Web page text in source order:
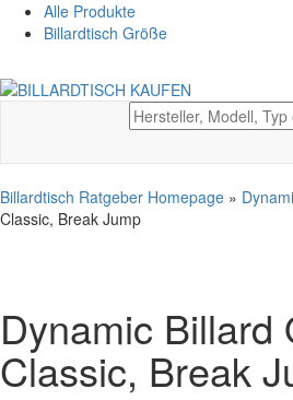
Alle Produkte
Billardtisch Größe
Billardtisch Ratgeber Homepage »
Classic, Break Jump
Dynamic Billard
Classic, Break